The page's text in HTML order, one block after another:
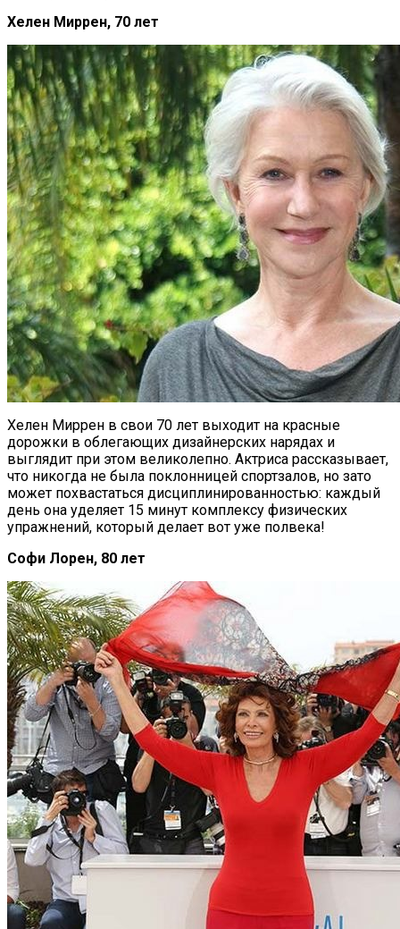
Хелен Миррен, 70 лет
Хелен Миррен в свои 70 лет выходит на красные
дорожки в облегающих дизайнерских нарядах и
выглядит при этом великолепно. Актриса рассказывает,
что никогда не была поклонницей спортзалов, но зато
может похвастаться дисциплинированностью: каждый
день она уделяет 15 минут комплексу физических
упражнений, который делает вот уже полвека!
Софи Лорен, 80 лет